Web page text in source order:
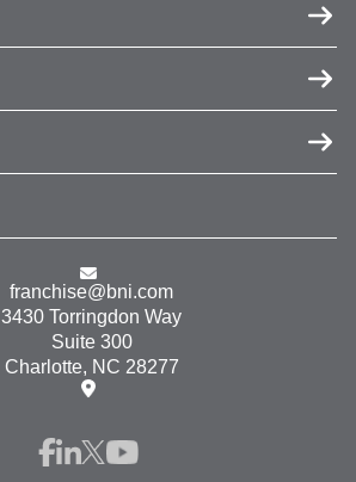
franchise@bni.com
3430 Torringdon Way
Suite 300
Charlotte, NC 28277